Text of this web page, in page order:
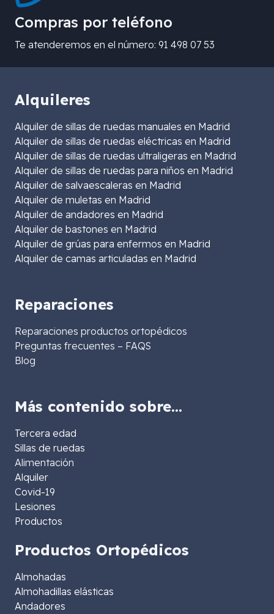
Compras por teléfono
Te atenderemos en el número: 91 498 07 53
Alquileres
Alquiler de sillas de ruedas manuales en Madrid
Alquiler de sillas de ruedas eléctricas en Madrid
Alquiler de sillas de ruedas ultraligeras en Madrid
Alquiler de sillas de ruedas para niños en Madrid
Alquiler de salvaescaleras en Madrid
Alquiler de muletas en Madrid
Alquiler de andadores en Madrid
Alquiler de bastones en Madrid
Alquiler de grúas para enfermos en Madrid
Alquiler de camas articuladas en Madrid
Reparaciones
Reparaciones productos ortopédicos
Preguntas frecuentes – FAQS
Blog
Más contenido sobre…
Tercera edad
Sillas de ruedas
Alimentación
Alquiler
Covid-19
Lesiones
Productos
Productos Ortopédicos
Almohadas
Almohadillas elásticas
Andadores